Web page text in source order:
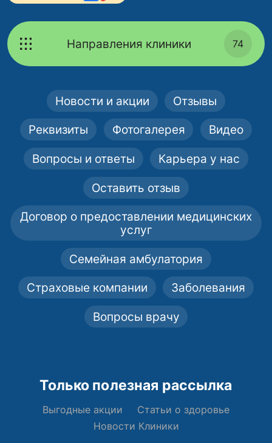
Направления клиники 74
Новости и акции Отзывы
Реквизиты Фотогалерея Видео
Вопросы и ответы Карьера у нас
Оставить отзыв
Договор о предоставлении медицинских
услуг
Семейная амбулатория
Страховые компании Заболевания
Вопросы врачу
Только полезная рассылка
Выгодные акции
Статьи о здоровье
Новости Клиники